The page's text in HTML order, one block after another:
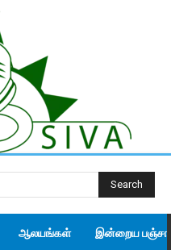
Search
ஆலயங்கள் இன்றைய